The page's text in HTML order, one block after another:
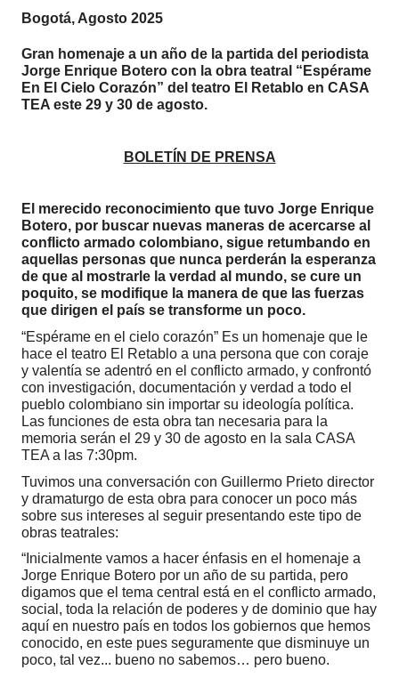
Bogotá, Agosto 2025
Gran homenaje a un año de la partida del periodista
Jorge Enrique Botero con la obra teatral “Espérame
En El Cielo Corazón” del teatro El Retablo en CASA
TEA este 29 y 30 de agosto.
BOLETÍN DE PRENSA
El merecido reconocimiento que tuvo Jorge Enrique
Botero, por buscar nuevas maneras de acercarse al
conflicto armado colombiano, sigue retumbando en
aquellas personas que nunca perderán la esperanza
de que al mostrarle la verdad al mundo, se cure un
poquito, se modifique la manera de que las fuerzas
que dirigen el país se transforme un poco.
“Espérame en el cielo corazón” Es un homenaje que le
hace el teatro El Retablo a una persona que con coraje
y valentía se adentró en el conflicto armado, y confrontó
con investigación, documentación y verdad a todo el
pueblo colombiano sin importar su ideología política.
Las funciones de esta obra tan necesaria para la
memoria serán el 29 y 30 de agosto en la sala CASA
TEA a las 7:30pm.
Tuvimos una conversación con Guillermo Prieto director
y dramaturgo de esta obra para conocer un poco más
sobre sus intereses al seguir presentando este tipo de
obras teatrales:
“Inicialmente vamos a hacer énfasis en el homenaje a
Jorge Enrique Botero por un año de su partida, pero
digamos que el tema central está en el conflicto armado,
social, toda la relación de poderes y de dominio que hay
aquí en nuestro país en todos los gobiernos que hemos
conocido, en este pues seguramente que disminuye un
poco, tal vez... bueno no sabemos… pero bueno.